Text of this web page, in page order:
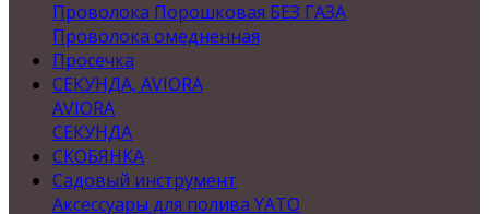
Проволока Порошковая БЕЗ ГАЗА
Проволока омедненная
Просечка
СЕКУНДА, AVIORA
AVIORA
СЕКУНДА
СКОБЯНКА
Садовый инструмент
Аксессуары для полива YATO